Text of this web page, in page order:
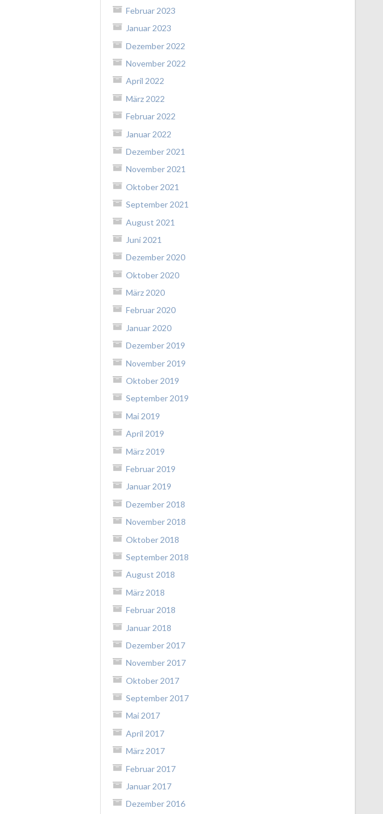
Februar 2023
Januar 2023
Dezember 2022
November 2022
April 2022
März 2022
Februar 2022
Januar 2022
Dezember 2021
November 2021
Oktober 2021
September 2021
August 2021
Juni 2021
Dezember 2020
Oktober 2020
März 2020
Februar 2020
Januar 2020
Dezember 2019
November 2019
Oktober 2019
September 2019
Mai 2019
April 2019
März 2019
Februar 2019
Januar 2019
Dezember 2018
November 2018
Oktober 2018
September 2018
August 2018
März 2018
Februar 2018
Januar 2018
Dezember 2017
November 2017
Oktober 2017
September 2017
Mai 2017
April 2017
März 2017
Februar 2017
Januar 2017
Dezember 2016